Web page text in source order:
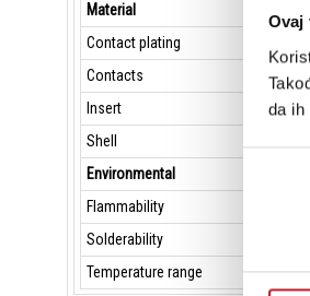
Ovaj
da ih
Избор
Material
Contact plating
Contacts
Insert
Shell
Environmental
Flammability
Solderability
Temperature range